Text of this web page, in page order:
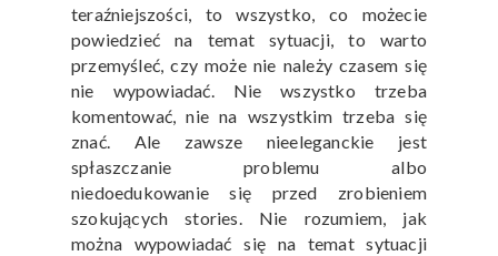
teraźniejszości, to wszystko, co możecie
powiedzieć na temat sytuacji, to warto
przemyśleć, czy może nie należy czasem się
nie wypowiadać. Nie wszystko trzeba
komentować, nie na wszystkim trzeba się
znać. Ale zawsze nieeleganckie jest
spłaszczanie problemu albo
niedoedukowanie się przed zrobieniem
szokujących stories. Nie rozumiem, jak
można wypowiadać się na temat sytuacji